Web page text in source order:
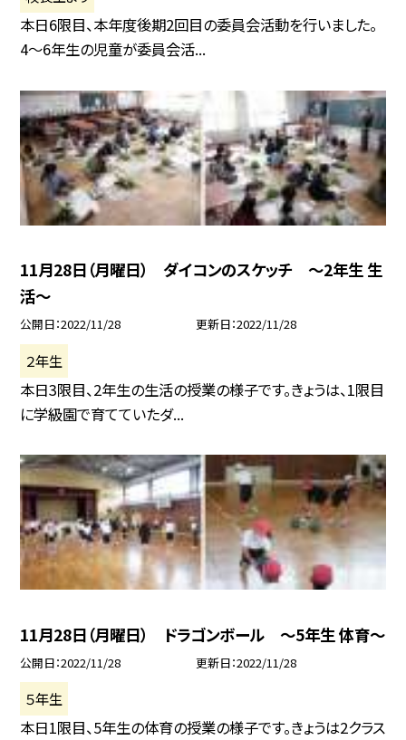
本日6限目、本年度後期2回目の委員会活動を行いました。
4〜6年生の児童が委員会活...
11月28日（月曜日） ダイコンのスケッチ 〜2年生 生
活〜
公開日 2022/11/28 更新日 2022/11/28
２年生
本日3限目、2年生の生活の授業の様子です。きょうは、1限目
に学級園で育てていたダ...
11月28日（月曜日） ドラゴンボール 〜5年生 体育〜
公開日 2022/11/28 更新日 2022/11/28
５年生
本日1限目、5年生の体育の授業の様子です。きょうは2クラス